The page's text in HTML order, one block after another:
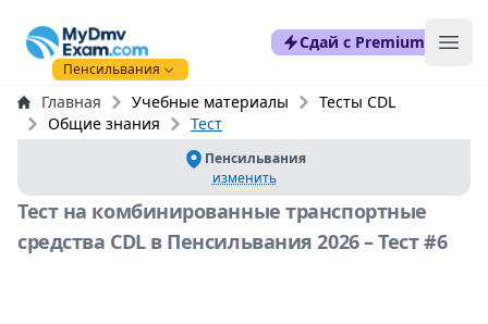
mydmvexam.com
Пенсильвания
Сдай с Premium
Главная Учебные материалы
Тесты CDL
Общие знания
Тест
Пенсильвания
изменить
Тест на комбинированные транспортные
средства CDL в Пенсильвания 2026 – Тест #6